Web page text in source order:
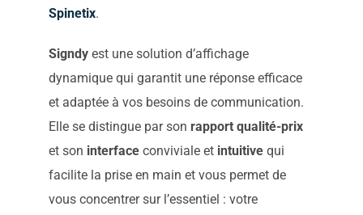
Spinetix.
Signdyest une solution d’affichage
dynamique qui garantit une réponse efficace
et adaptée à vos besoins de communication.
Elle se distingue par son rapport qualité-prix
et son interface conviviale et intuitivequi
facilite la prise en main et vous permet de
vous concentrer sur l’essentiel : votre